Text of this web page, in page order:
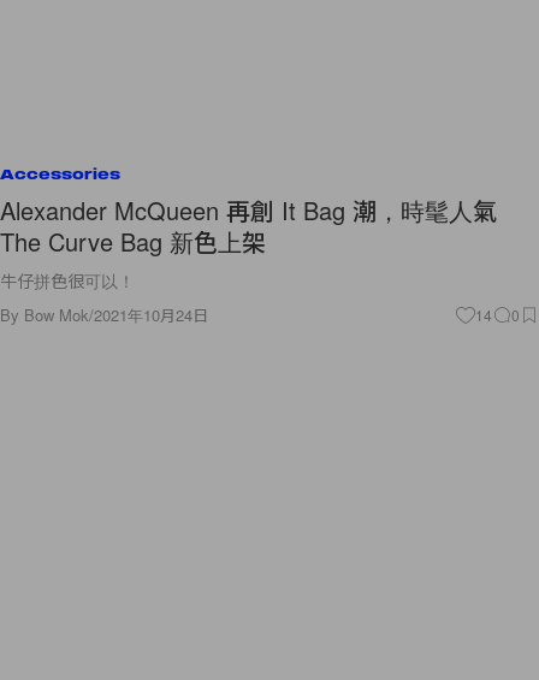
Accessories
Alexander McQueen 再創 It Bag 潮，時髦人氣
The Curve Bag 新色上架
牛仔拼色很可以！
By Bow Mok/2021年10月24日 14 0